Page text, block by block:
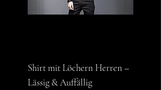
Shirt mit Löchern Herren –
Lässig & Auffällig